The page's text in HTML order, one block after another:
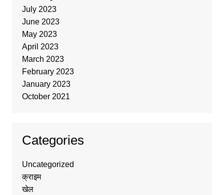
July 2023
June 2023
May 2023
April 2023
March 2023
February 2023
January 2023
October 2021
Categories
Uncategorized
क्राइम
खेल